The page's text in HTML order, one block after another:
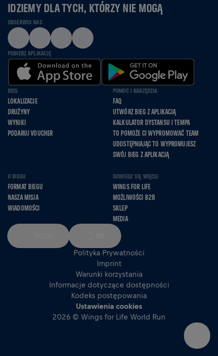
IDZIEMY DLA TYCH, KTÓRZY NIE MOGĄ
OBSERWUJ NAS
POBIERZ APLIKACJĘ
BIEG
LOKALIZACJE
DRUŻYNY
WYNIKI
PODARUJ VOUCHER
POMOC I NARZĘDZIA
FAQ
UTWÓRZ BIEG Z APLIKACJĄ
KALKULATOR DYSTANSU I TEMPA
TO POMOŻE CI WYPROMOWAĆ TEAM
UDOSTĘPNIAJĄC TO WYPROMUJESZ
SWÓJ BIEG Z APLIKACJĄ
O BIEGU
FORMAT BIEGU
NASZA MISJA
WIADOMOŚCI
DOWIEDZ SIĘ WIĘCEJ
WINGS FOR LIFE
MOŻLIWOŚCI B2B
SKLEP
MEDIA
Polityka Prywatności
Imprint
Warunki korzystania
Informacje dotyczące dostępności
Kodeks postępowania
Ustawienia cookies
2026 © Wings for Life World Run